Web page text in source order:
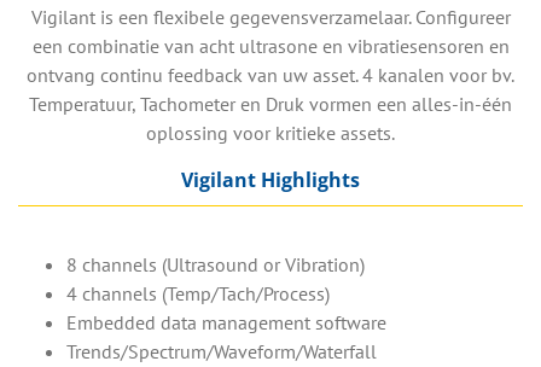
Vigilant is een flexibele gegevensverzamelaar. Configureer
een combinatie van acht ultrasone en vibratiesensoren en
ontvang continu feedback van uw asset.4 kanalen voor bv.
Temperatuur, Tachometer en Druk vormen een alles-in-één
oplossing voor kritieke assets.
Vigilant Highlights
8 channels (Ultrasound or Vibration)
4 channels (Temp/Tach/Process)
Embedded data management software
Trends/Spectrum/Waveform/Waterfall